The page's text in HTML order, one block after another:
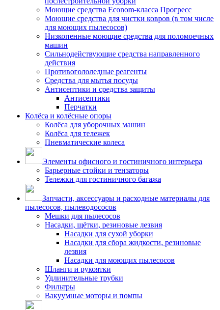
Моющие средства Econom-класса Прогресс
Моющие средства для чистки ковров (в том числе
для моющих пылесосов)
Низкопенные моющие средства для поломоечных
машин
Сильнодействующие средства направленного
действия
Противогололедные реагенты
Средства для мытья посуды
Антисептики и средства защиты
Антисептики
Перчатки
Колёса и колёсные опоры
Колёса для уборочных машин
Колёса для тележек
Пневматические колеса
Элементы офисного и гостиничного интерьера
Барьерные стойки и тензаторы
Тележки для гостиничного багажа
Запчасти, аксессуары и расходные материалы для
пылесосов, пылеводососов
Мешки для пылесосов
Насадки, щётки, резиновые лезвия
Насадки для сухой уборки
Насадки для сбора жидкости, резиновые
лезвия
Насадки для моющих пылесосов
Шланги и рукоятки
Удлинительные трубки
Фильтры
Вакуумные моторы и помпы